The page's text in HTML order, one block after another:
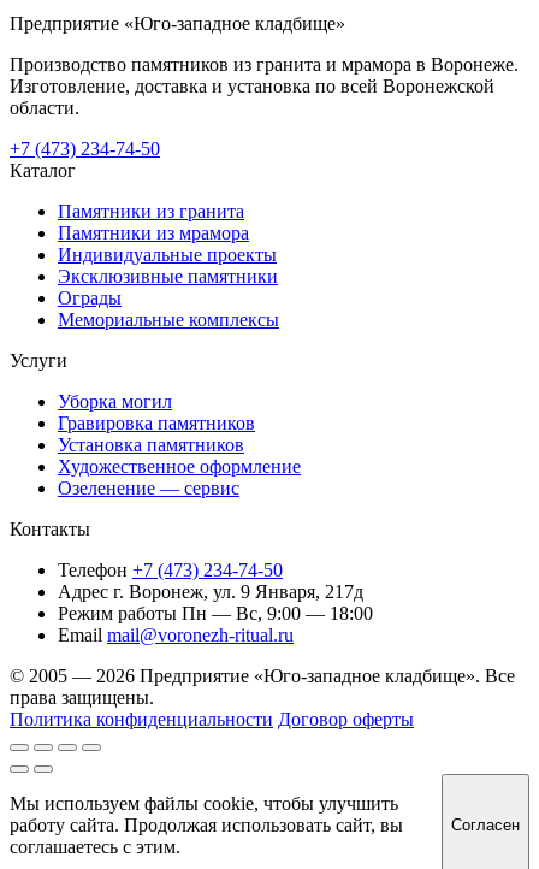
Предприятие «Юго-западное кладбище»
Производство памятников из гранита и мрамора в Воронеже.
Изготовление, доставка и установка по всей Воронежской
области.
+7 (473) 234-74-50
Каталог
Памятники из гранита
Памятники из мрамора
Индивидуальные проекты
Эксклюзивные памятники
Ограды
Мемориальные комплексы
Услуги
Уборка могил
Гравировка памятников
Установка памятников
Художественное оформление
Озеленение — сервис
Контакты
Телефон +7 (473) 234-74-50
Адрес г. Воронеж, ул. 9 Января, 217д
Режим работы Пн — Вс, 9:00 — 18:00
Email mail@voronezh-ritual.ru
© 2005 — 2026 Предприятие «Юго-западное кладбище». Все
права защищены.
Политика конфиденциальности Договор оферты
Мы используем файлы cookie, чтобы улучшить
работу сайта. Продолжая использовать сайт, вы
соглашаетесь с этим.
Согласен